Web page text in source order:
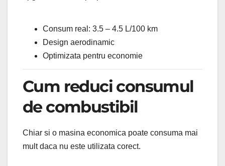
Consum real: 3.5 – 4.5 L/100 km
Design aerodinamic
Optimizata pentru economie
Cum reduci consumul
de combustibil
Chiar si o masina economica poate consuma mai
mult daca nu este utilizata corect.